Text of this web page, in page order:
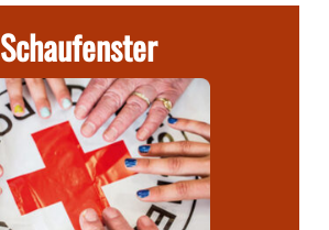
Schaufenster